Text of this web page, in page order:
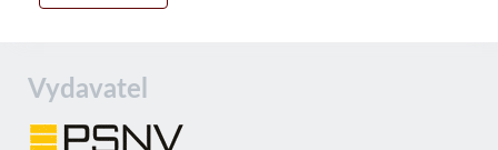
Vydavatel